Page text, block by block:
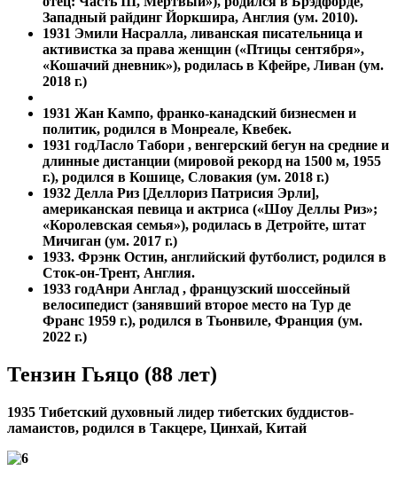
Западный райдинг Йоркшира, Англия (ум. 2010).
1931 Эмили Насралла, ливанская писательница и
активистка за права женщин («Птицы сентября»,
«Кошачий дневник»), родилась в Кфейре, Ливан (ум.
2018 г.)
1931 Жан Кампо, франко-канадский бизнесмен и
политик, родился в Монреале, Квебек.
1931 годЛасло Табори , венгерский бегун на средние и
длинные дистанции (мировой рекорд на 1500 м, 1955
г.), родился в Кошице, Словакия (ум. 2018 г.)
1932 Делла Риз [Деллориз Патрисия Эрли],
американская певица и актриса («Шоу Деллы Риз»;
«Королевская семья»), родилась в Детройте, штат
Мичиган (ум. 2017 г.)
1933. Фрэнк Остин, английский футболист, родился в
Сток-он-Трент, Англия.
1933 годАнри Англад , французский шоссейный
велосипедист (занявший второе место на Тур де
Франс 1959 г.), родился в Тьонвиле, Франция (ум.
2022 г.)
Тензин Гьяцо (88 лет)
1935 Тибетский духовный лидер тибетских буддистов-
ламаистов, родился в Такцере, Цинхай, Китай